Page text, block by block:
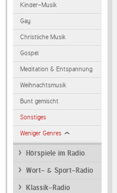
Kinder-Musik
Gay
Christliche Musik
Gospel
Meditation & Entspannung
Weihnachtsmusik
Bunt gemischt
Sonstiges
Weniger Genres
Hörspiele im Radio
Wort- & Sport-Radio
Klassik-Radio